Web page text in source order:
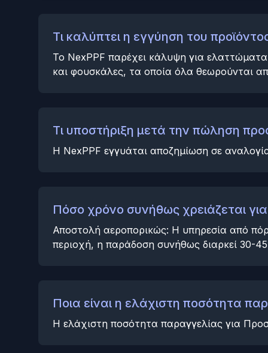
Τι καλύπτει η εγγύηση του
Το NexPPF παρέχει κάλυψη για
και φουσκάλες, τα οποία όλα θεωρούνται
Τι υποστήριξη μετά την πώληση
Η NexPPF εγγυάται αποζημίωση σε
Πόσο χρόνο συνήθως χρειάζεται
Αποστολή αεροπορικώς: Η υπηρεσία από
περιοχή, η παράδοση συνήθως διαρκεί 30-
Ποια είναι η ελάχιστη ποσότητα
Η ελάχιστη ποσότητα παραγγελίας για